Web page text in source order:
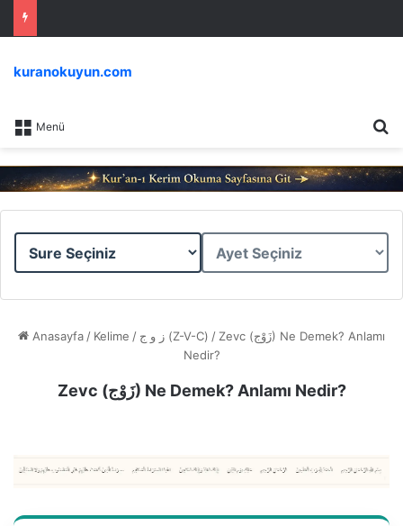
Menü
kuranokuyun.com
Sure
Ayet
Anasayfa / Kelime / ز و ج (Z-V-C) / Zevc (زَوْج) Ne Demek? Anlamı
Nedir?
Zevc (زَوْج) Ne Demek? Anlamı Nedir?